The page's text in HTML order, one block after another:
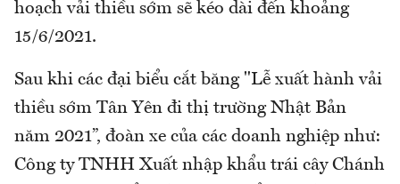
hoạch vải thiều sớm sẽ kéo dài đến khoảng
15/6/2021.
Sau khi các đại biểu cắt băng "Lễ xuất hành vải
thiều sớm Tân Yên đi thị trường Nhật Bản
năm 2021”, đoàn xe của các doanh nghiệp như:
Công ty TNHH Xuất nhập khẩu trái cây Chánh